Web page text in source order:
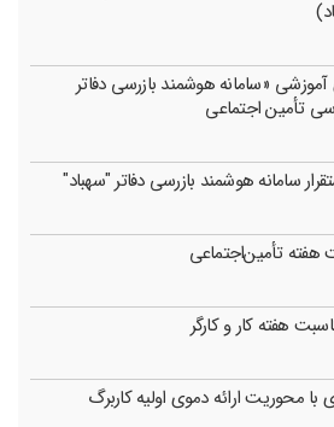
«سامانه هوشمند بازرسی دفاتر
تأمین اجتماعی
سامانه هوشمند بازرسی دفاتر "سهباد"
هفته تأمین‌اجتماعی
هفته کار و کارگر
محوریت ارائه دموی اولیه کاربرگ